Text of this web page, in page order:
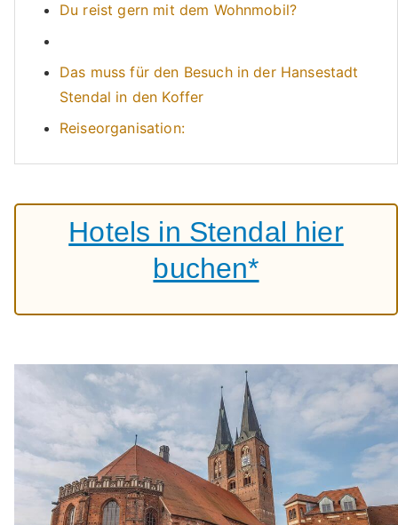
Du reist gern mit dem Wohnmobil?
Das muss für den Besuch in der Hansestadt
Stendal in den Koffer
Reiseorganisation:
Hotels in Stendal hier
buchen*